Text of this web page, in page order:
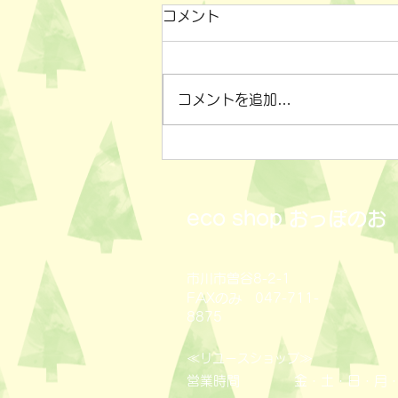
コメント
コメントを追加…
eco shop おっぽのお
市川市曽谷8-2-1
FAXのみ 047-711-
8875
≪ リユースショップ ≫
営業時間
金・土・日・